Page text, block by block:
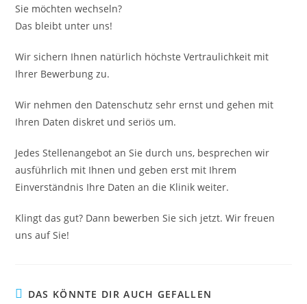
Sie möchten wechseln?
Das bleibt unter uns!
Wir sichern Ihnen natürlich höchste Vertraulichkeit mit
Ihrer Bewerbung zu.
Wir nehmen den Datenschutz sehr ernst und gehen mit
Ihren Daten diskret und seriös um.
Jedes Stellenangebot an Sie durch uns, besprechen wir
ausführlich mit Ihnen und geben erst mit Ihrem
Einverständnis Ihre Daten an die Klinik weiter.
Klingt das gut? Dann bewerben Sie sich jetzt. Wir freuen
uns auf Sie!
DAS KÖNNTE DIR AUCH GEFALLEN